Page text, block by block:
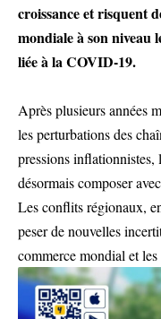
croissance et risquent
mondiale à son niveau
liée à la COVID-19.
Après plusieurs années
les perturbations des
pressions
désormais composer
Les conflits régionaux,
peser de nouvelles
commerce mondial et les